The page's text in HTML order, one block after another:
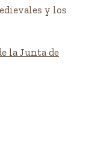
y los
la Junta de